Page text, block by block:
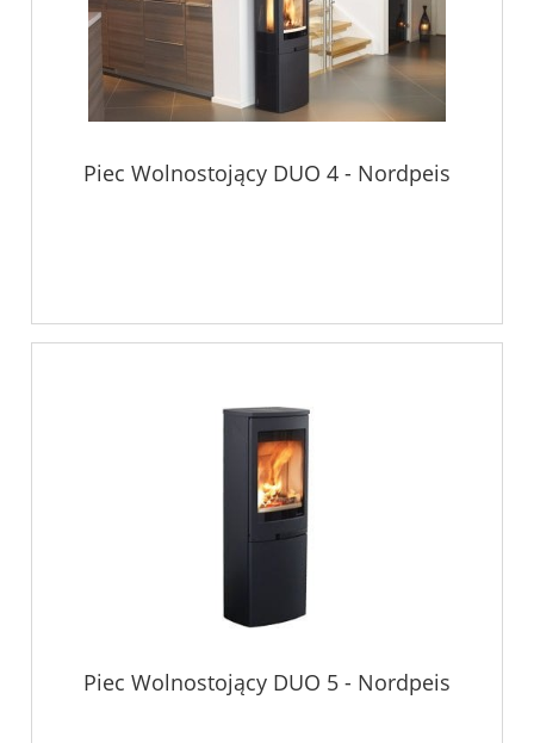
Piec Wolnostojący DUO 4 - Nordpeis
Piec Wolnostojący DUO 5 - Nordpeis